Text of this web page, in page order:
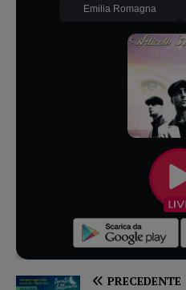
Emilia Romagna
PRECEDENTE